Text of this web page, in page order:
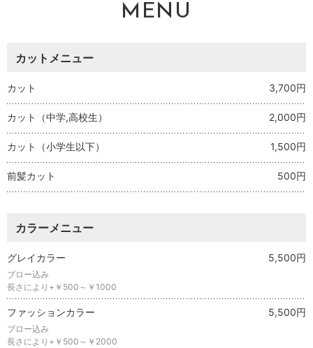
MENU
カットメニュー
カット 3,700円
カット（中学,高校生） 2,000円
カット（小学生以下） 1,500円
前髪カット 500円
カラーメニュー
グレイカラー 5,500円
ブロー込み
長さにより+￥500～￥1000
ファッションカラー 5,500円
ブロー込み
長さにより+￥500～￥2000